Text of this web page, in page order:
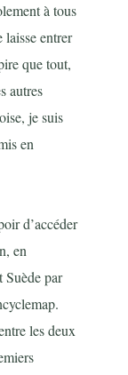
à tous
laisse entrer
que tout,
autres
je suis
en
d’accéder
en
Suède par
les deux